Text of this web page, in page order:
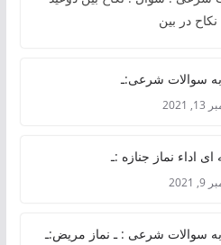
در بین
سوالات شرعی:ـ
اداء نماز جنازه :ـ
سوالات شرعی : ـ نماز مریض:ـ